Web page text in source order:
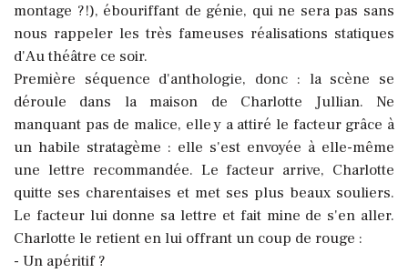
montage ?!), ébouriffant de génie, qui ne sera pas sans
nous rappeler les très fameuses réalisations statiques
d'Au théâtre ce soir.
Première séquence d'anthologie, donc : la scène se
déroule dans la maison de Charlotte Jullian. Ne
manquant pas de malice, elle y a attiré le facteur grâce à
un habile stratagème : elle s'est envoyée à elle-même
une lettre recommandée. Le facteur arrive, Charlotte
quitte ses charentaises et met ses plus beaux souliers.
Le facteur lui donne sa lettre et fait mine de s'en aller.
Charlotte le retient en lui offrant un coup de rouge :
- Un apéritif ?